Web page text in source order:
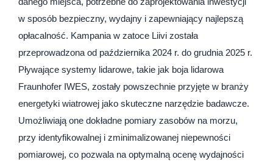
w sposób bezpieczny, wydajny i zapewniający najlepszą
opłacalność. Kampania w zatoce Liivi została
przeprowadzona od października 2024 r. do grudnia 2025 r.
Pływające systemy lidarowe, takie jak boja lidarowa
Fraunhofer IWES, zostały powszechnie przyjęte w branży
energetyki wiatrowej jako skuteczne narzędzie badawcze.
Umożliwiają one dokładne pomiary zasobów na morzu,
przy identyfikowalnej i zminimalizowanej niepewności
pomiarowej, co pozwala na optymalną ocenę wydajności